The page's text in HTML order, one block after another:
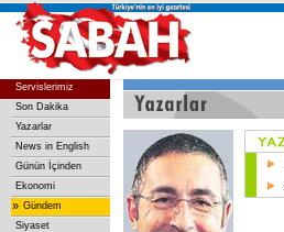
Servislerimiz
Son Dakika
Yazarlar
News in English
Günün İçinden
Ekonomi
» Gündem
Siyaset